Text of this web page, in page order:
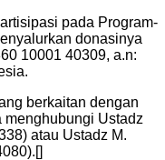
pada Program-
donasinya
10001 40309, a.n:
berkaitan dengan
menghubungi Ustadz
atau Ustadz M.